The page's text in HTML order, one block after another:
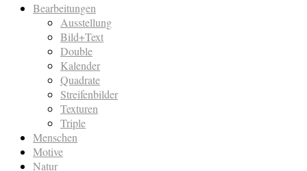
Bearbeitungen
Ausstellung
Bild+Text
Double
Kalender
Quadrate
Streifenbilder
Texturen
Triple
Menschen
Motive
Natur